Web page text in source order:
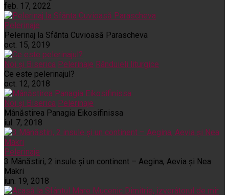
feb. 17, 2022
Pelerinaje
Pelerinaj la Sfânta Cuvioasă Parascheva
oct. 15, 2019
Noi și Biserica Pelerinaje Rânduieli liturgice
Ce este pelerinajul?
oct. 12, 2018
Noi și Biserica Pelerinaje
Mânăstirea Panagia Eikosifinissa
iul. 7, 2018
Pelerinaje
3 Mânăstiri, 2 insule și un continent – Aegina, Aevia și Nea
Makri
iun. 19, 2018